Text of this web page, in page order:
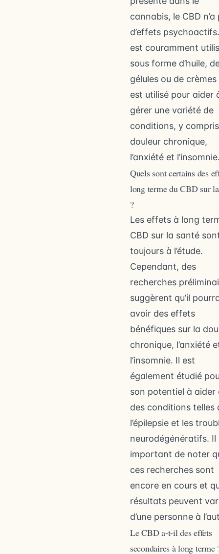
cannabis, le CBD n’a
d’effets
est couramment
sous forme d’huile,
gélules ou de crèmes
est utilisé pour aider
gérer une variété de
conditions, y
douleur chronique,
l’anxiété et
Quels sont certains des
long terme du CBD sur
?
Les effets à long
CBD sur la santé
toujours à l’étude.
Cependant, des
recherches
suggèrent qu’il
avoir des effets
bénéfiques sur la
chronique, l’anxiété
l’insomnie. Il est
également étudié
son potentiel à aider
des conditions telles
l’épilepsie et les
neurodégénératifs. Il
important de noter
ces recherches sont
encore en cours et
résultats peuvent
d’une personne à
Le CBD a-t-il des effets
secondaires à long terme